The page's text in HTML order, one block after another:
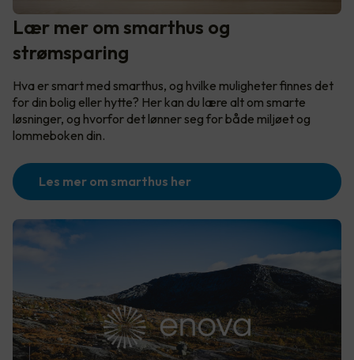
Lær mer om smarthus og
strømsparing
Hva er smart med smarthus, og hvilke muligheter finnes det
for din bolig eller hytte? Her kan du lære alt om smarte
løsninger, og hvorfor det lønner seg for både miljøet og
lommeboken din.
Les mer om smarthus her